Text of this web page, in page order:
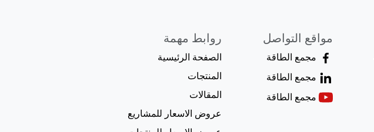
مواقع التواصل
مجمع الطاقة
مجمع الطاقة
مجمع الطاقة
روابط مهمة
الصفحة الرئيسية
المنتجات
المقالات
عروض الاسعار للمشاريع